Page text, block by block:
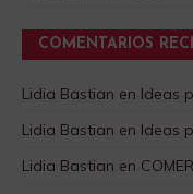
COMENTARIOS
Lidia Bastian en Ideas
Lidia Bastian en Ideas
Lidia Bastian en